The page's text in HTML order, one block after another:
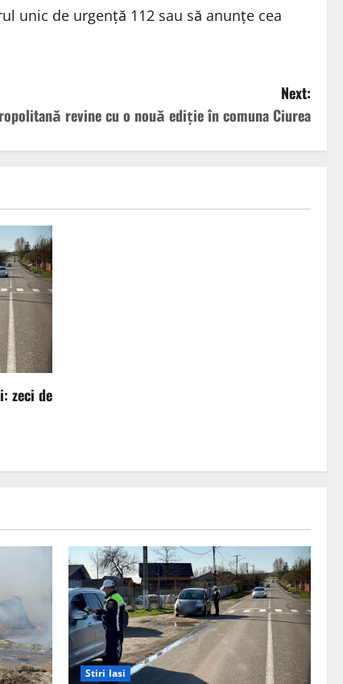
unic de urgență 112 sau să anunțe cea
Next:
revine cu o nouă ediție în comuna Ciurea
zeci de
Stiri Iasi